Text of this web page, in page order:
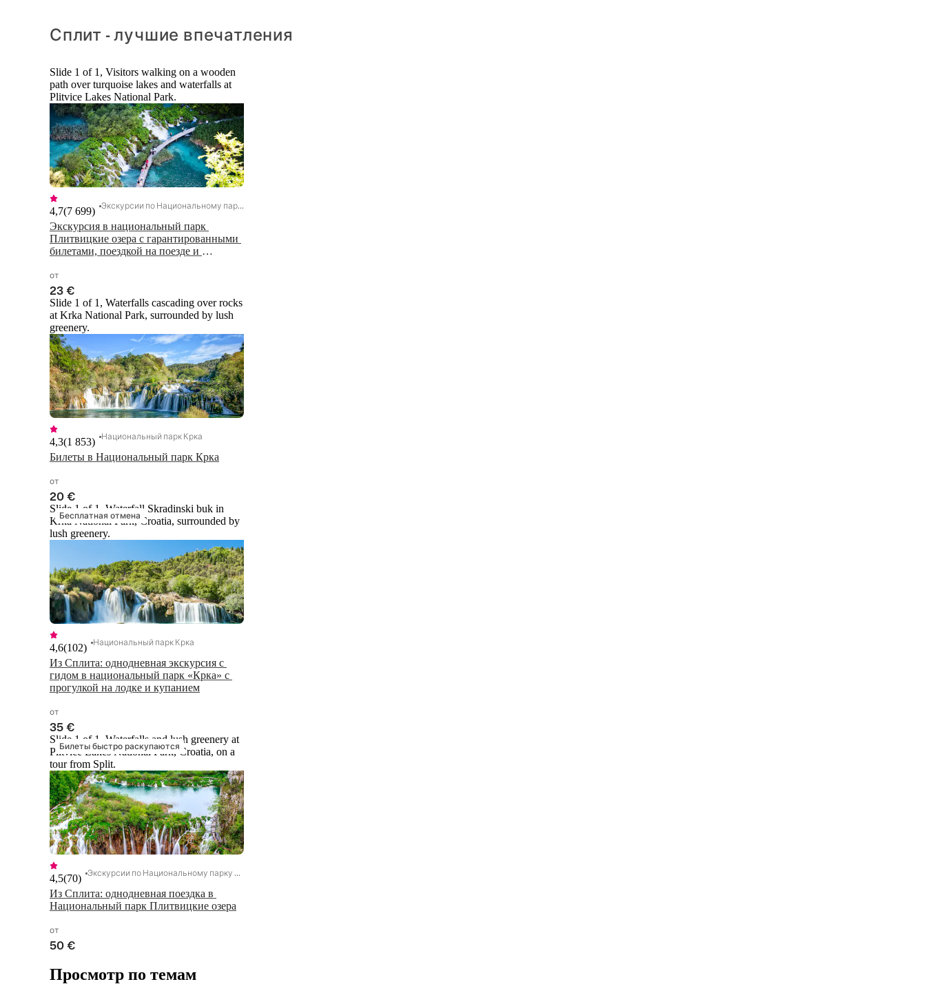
Сплит - лучшие впечатления
Slide 1 of 1, Visitors walking on a wooden
path over turquoise lakes and waterfalls at
Plitvice Lakes National Park.
Экскурсия в национальный парк
Плитвицкие озера с гарантированными
билетами, поездкой на поезде и
4,7(7 699) Экскурсии по Национальному парку Плитвицкие озера
от
23 €
Slide 1 of 1, Waterfalls cascading over rocks
at Krka National Park, surrounded by lush
greenery.
Билеты в Национальный парк Крка
4,3(1 853) Национальный парк Крка
от
20 €
Бесплатная отмена
Slide 1 of 1, Waterfall Skradinski buk in
Krka National Park, Croatia, surrounded by
lush greenery.
Из Сплита: однодневная экскурсия с
гидом в национальный парк «Крка» с
прогулкой на лодке и купанием
4,6(102) Национальный парк Крка
от
35 €
Билеты быстро раскупаются
Slide 1 of 1, Waterfalls and lush greenery at
Plitvice Lakes National Park, Croatia, on a
tour from Split.
Из Сплита: однодневная поездка в
Национальный парк Плитвицкие озера
4,5(70) Экскурсии по Национальному парку Плитвицкие озера
от
50 €
Просмотр по темам